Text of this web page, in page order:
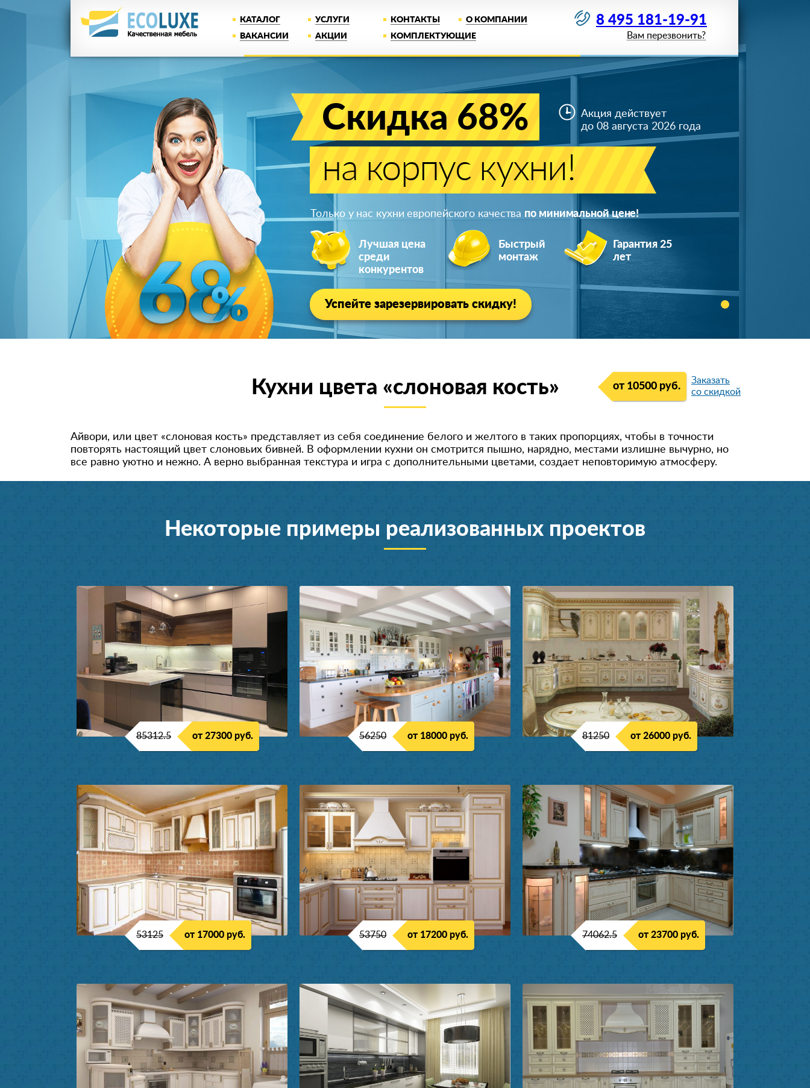
КАТАЛОГ УСЛУГИ КОНТАКТЫ
О КОМПАНИИ
ВАКАНСИИ
АКЦИИ КОМПЛЕКТУЮЩИЕ
8 495 181-19-91
Вам перезвонить?
Скидка 68%
на корпус кухни!
Акция действует
до 08 августа 2026 года
Только у нас кухни европейского качества по минимальной цене!
Лучшая цена
среди
конкурентов
Быстрый
монтаж
Гарантия 25
лет
Успейте зарезервировать скидку!
от 10500 руб.
Заказать
со скидкой
Кухни цвета «слоновая кость»
Айвори, или цвет «слоновая кость» представляет из себя соединение белого и желтого в таких пропорциях, чтобы в точности
повторять настоящий цвет слоновьих бивней. В оформлении кухни он смотрится пышно, нарядно, местами излишне вычурно, но
все равно уютно и нежно. А верно выбранная текстура и игра с дополнительными цветами, создает неповторимую атмосферу.
Некоторые примеры реализованных проектов
85312.5 от 27300 руб. 56250 от 18000 руб. 81250 от 26000 руб.
53125 от 17000 руб. 53750 от 17200 руб. 74062.5 от 23700 руб.